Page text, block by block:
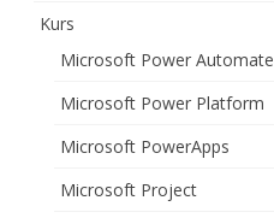
Kurs
Microsoft Power Automate
Microsoft Power Platform
Microsoft PowerApps
Microsoft Project